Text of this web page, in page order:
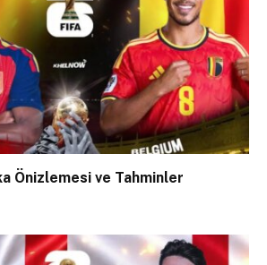
Önizlemesi ve Tahminler